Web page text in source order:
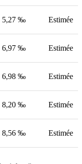
5,27 ‰ Estimée
6,97 ‰ Estimée
6,98 ‰ Estimée
8,20 ‰ Estimée
8,56 ‰ Estimée